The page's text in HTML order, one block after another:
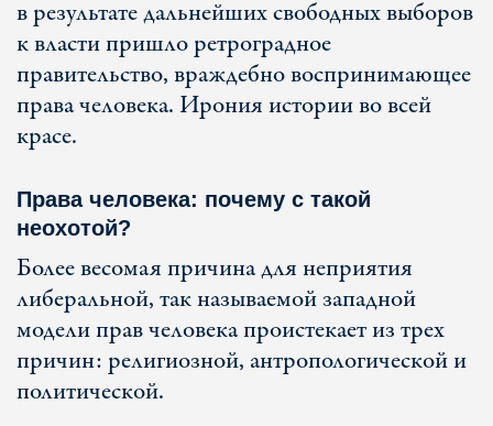
в результате дальнейших свободных выборов
к власти пришло ретроградное
правительство, враждебно воспринимающее
права человека. Ирония истории во всей
красе.
Права человека: почему с такой
неохотой?
Более весомая причина для неприятия
либеральной, так называемой западной
модели прав человека проистекает из трех
причин: религиозной, антропологической и
политической.